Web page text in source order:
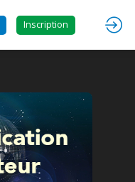
Inscription